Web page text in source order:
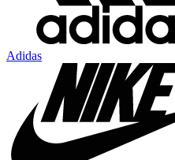
Adidas